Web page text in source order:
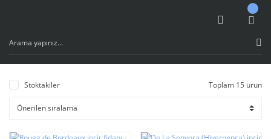
Stoktakiler Toplam 15 ürün